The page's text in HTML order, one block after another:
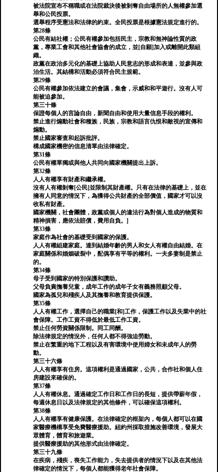
被法院宣布不稱職或在法院裁決後被剝奪自由場所的人無權參加選
舉和公民投票。
選舉程序受憲法和法律的約束。全民投票是根據憲法規定進行的。
第28條
公民有結社權；公民有權參加包括民主，宗教和無神論性質的政
黨，專業工會和其他社會協會的成立，並[自願]加入或離開此類組
織。
政黨在政治多元化的基礎上協助人民意志的形成和表達，並參與政
治生活。其結構和活動必須符合民主規範。
第29條
公民有權參加依法建立的會議，集會，示威和和平遊行。沒有人可
能被迫參加。
第三十條
保證每個人的言論自由，新聞自由和使用大量信息手段的權利。
禁止進行煽動社會和種族，民族，宗教和語言仇恨和敵視的宣傳和
煽動。
禁止國家審查和起訴批評。
構成國家機密的信息清單由法律確定。
第31條
公民有權單獨或與他人共同向國家機關提出上訴。
第32條
人人有權享有財產和繼承權。
沒有人有權剝奪[公民]並限制其財產權。只有在法律的基礎上，並在
擁有人同意的情況下，為獲得公共財產的全部價值，國家才可以沒
收私有財產。
國家機關，社會團體，政黨或個人的違法行為對個人造成的物質和
精神損害，應依法賠償，費用自負。]
第33條
家庭作為社會的基礎受到國家的保護。
人人有權組建家庭。達到結婚年齡的男人和女人有權自由結婚。在
家庭關係和婚姻破裂中，配偶享有平等的權利。一夫多妻制是禁止
的。
第34條
母子受到國家的特別保護和讚助。
父母負責撫養兒童，成年工作的成年子女有義務照顧父母。
國家為孤兒和殘疾人及其撫養和教育提供保護。
第35條
人人有權工作，選擇自己的職業[和]工作，保護工作以及失業中的社
會保障。工作工資不得低於最低工作工資。
禁止任何勞資關係限制。同工同酬。
除法律規定的情況外，任何人都不得強迫勞動。
禁止在繁重的地下工程以及有害環境中使用婦女和未成年人的勞
動。
第三十六條
人人有權享有住房。這項權利是通過國家，公共，合作社和個人住
房建設來確保的。
第37條
人人有權休息。通過確定工作日和工作日的長短，提供帶薪年假，
每週休息日以及法律規定的其他條件，可以確保這項權利。
第38條
人人有權享有健康保護。在法律確定的框架內，每個人都可以在國
家醫療機構享受免費醫療援助。紐約州採取措施改善環境，發展大
眾體育，體育和旅遊業。
提供醫療援助的其他形式由法律確定。
第三十九條
在疾病，殘疾，喪失工作能力，失去提供者的情況下以及在其他法
律確定的情況下，每個人都能獲得老年社會保障。